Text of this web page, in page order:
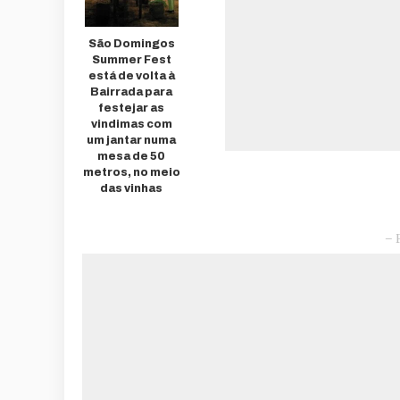
São Domingos
Summer Fest
está de volta à
Bairrada para
festejar as
vindimas com
um jantar numa
mesa de 50
metros, no meio
das vinhas
–